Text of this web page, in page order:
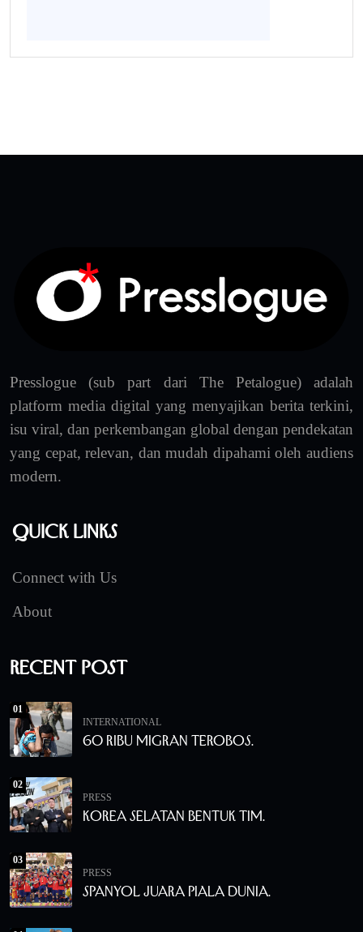
Presslogue (sub part dari The Petalogue) adalah
platform media digital yang menyajikan berita terkini,
isu viral, dan perkembangan global dengan pendekatan
yang cepat, relevan, dan mudah dipahami oleh audiens
modern.
Quick Links
Connect with Us
About
Recent Post
01
INTERNATIONAL
60 Ribu Migran Terobos.
02
PRESS
Korea Selatan Bentuk Tim.
03
PRESS
Spanyol Juara Piala Dunia.